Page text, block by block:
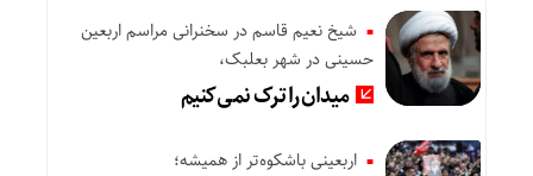
شیخ نعیم قاسم در سخنرانی مراسم اربعین
حسینی در شهر بعلبک،
میدان را ترک نمی‌کنیم
اربعینی باشکوه‌تر از همیشه؛